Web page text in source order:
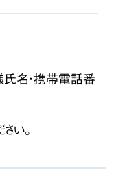
名・携帯電話番
い。